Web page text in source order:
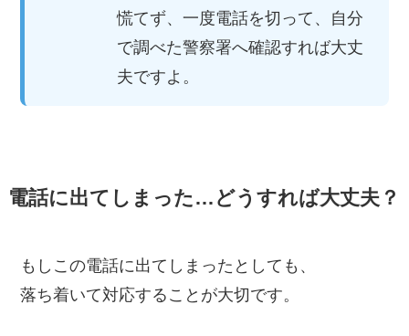
慌てず、一度電話を切って、自分
で調べた警察署へ確認すれば大丈
夫ですよ。
電話に出てしまった…どうすれば大丈夫？
もしこの電話に出てしまったとしても、
落ち着いて対応することが大切です。